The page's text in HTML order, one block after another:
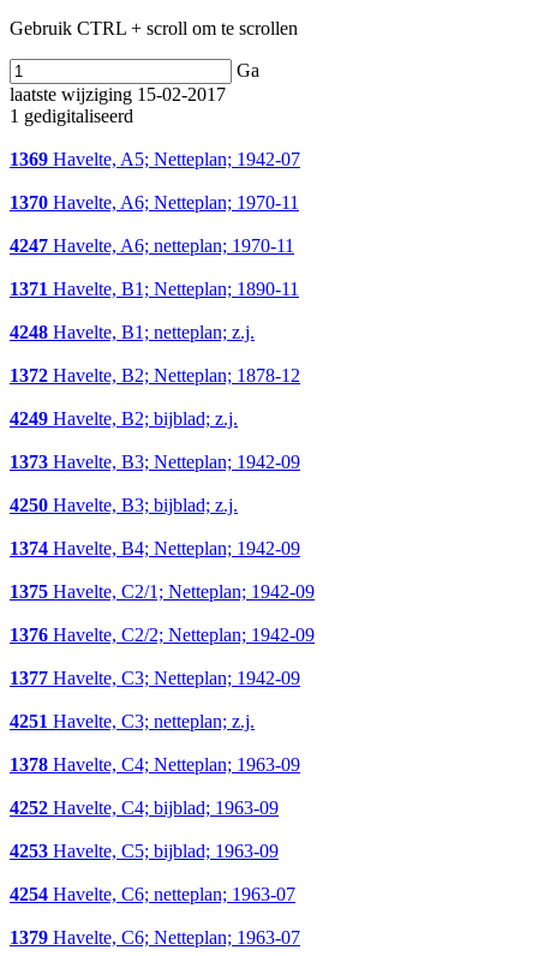
Gebruik CTRL + scroll om te scrollen
Ga
laatste wijziging 15-02-2017
1 gedigitaliseerd
1369 Havelte, A5; Netteplan; 1942-07
1370 Havelte, A6; Netteplan; 1970-11
4247 Havelte, A6; netteplan; 1970-11
1371 Havelte, B1; Netteplan; 1890-11
4248 Havelte, B1; netteplan; z.j.
1372 Havelte, B2; Netteplan; 1878-12
4249 Havelte, B2; bijblad; z.j.
1373 Havelte, B3; Netteplan; 1942-09
4250 Havelte, B3; bijblad; z.j.
1374 Havelte, B4; Netteplan; 1942-09
1375 Havelte, C2/1; Netteplan; 1942-09
1376 Havelte, C2/2; Netteplan; 1942-09
1377 Havelte, C3; Netteplan; 1942-09
4251 Havelte, C3; netteplan; z.j.
1378 Havelte, C4; Netteplan; 1963-09
4252 Havelte, C4; bijblad; 1963-09
4253 Havelte, C5; bijblad; 1963-09
4254 Havelte, C6; netteplan; 1963-07
1379 Havelte, C6; Netteplan; 1963-07